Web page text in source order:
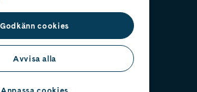
Godkänn cookies
Avvisa alla